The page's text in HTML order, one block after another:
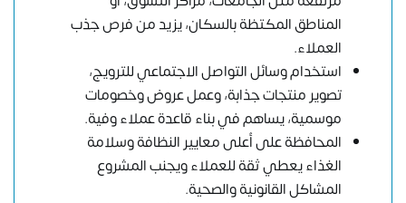
المناطق المكتظة بالسكان، يزيد من فرص جذب
العملاء.
استخدام وسائل التواصل الاجتماعي للترويج،
تصوير منتجات جذابة، وعمل عروض وخصومات
موسمية، يساهم في بناء قاعدة عملاء وفية.
المحافظة على أعلى معايير النظافة وسلامة
الغذاء يعطي ثقة للعملاء ويجنب المشروع
المشاكل القانونية والصحية.